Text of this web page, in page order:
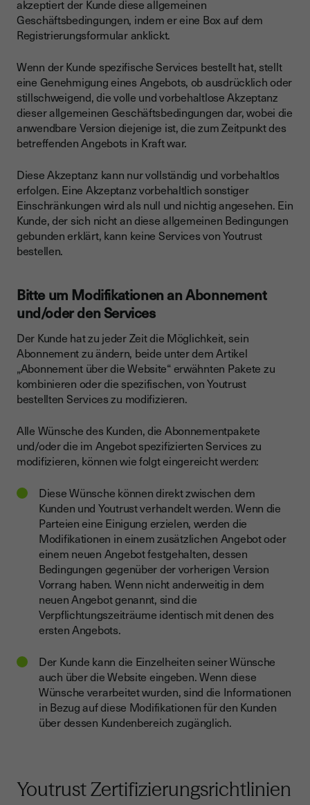
akzeptiert der Kunde diese allgemeinen
Geschäftsbedingungen, indem er eine Box auf dem
Registrierungsformular anklickt.
Wenn der Kunde spezifische Services bestellt hat, stellt
eine Genehmigung eines Angebots, ob ausdrücklich oder
stillschweigend, die volle und vorbehaltlose Akzeptanz
dieser allgemeinen Geschäftsbedingungen dar, wobei die
anwendbare Version diejenige ist, die zum Zeitpunkt des
betreffenden Angebots in Kraft war.
Diese Akzeptanz kann nur vollständig und vorbehaltlos
erfolgen. Eine Akzeptanz vorbehaltlich sonstiger
Einschränkungen wird als null und nichtig angesehen. Ein
Kunde, der sich nicht an diese allgemeinen Bedingungen
gebunden erklärt, kann keine Services von Youtrust
bestellen.
Bitte um Modifikationen an Abonnement
und/oder den Services
Der Kunde hat zu jeder Zeit die Möglichkeit, sein
Abonnement zu ändern, beide unter dem Artikel
„Abonnement über die Website“ erwähnten Pakete zu
kombinieren oder die spezifischen, von Youtrust
bestellten Services zu modifizieren.
Alle Wünsche des Kunden, die Abonnementpakete
und/oder die im Angebot spezifizierten Services zu
modifizieren, können wie folgt eingereicht werden:
Diese Wünsche können direkt zwischen dem
Kunden und Youtrust verhandelt werden. Wenn die
Parteien eine Einigung erzielen, werden die
Modifikationen in einem zusätzlichen Angebot oder
einem neuen Angebot festgehalten, dessen
Bedingungen gegenüber der vorherigen Version
Vorrang haben. Wenn nicht anderweitig in dem
neuen Angebot genannt, sind die
Verpflichtungszeiträume identisch mit denen des
ersten Angebots.
Der Kunde kann die Einzelheiten seiner Wünsche
auch über die Website eingeben. Wenn diese
Wünsche verarbeitet wurden, sind die Informationen
in Bezug auf diese Modifikationen für den Kunden
über dessen Kundenbereich zugänglich.
Youtrust Zertifizierungsrichtlinien